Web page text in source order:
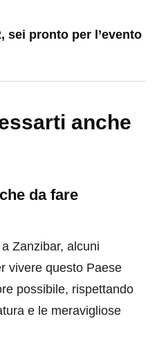
sei pronto per l’evento
anche
da fare
Zanzibar, alcuni
vivere questo Paese
possibile, rispettando
e le meravigliose